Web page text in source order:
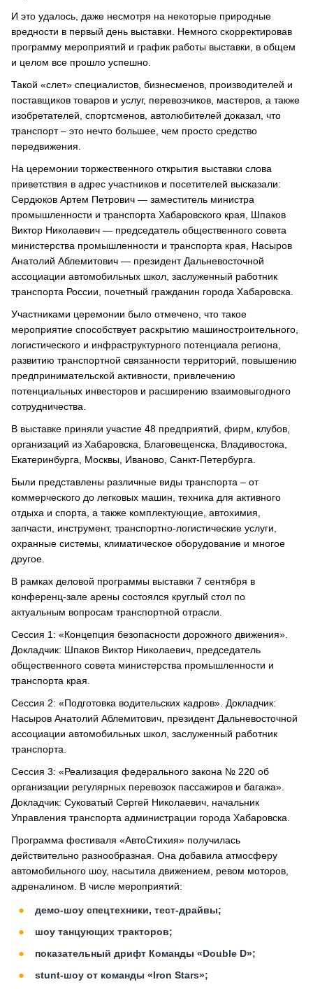
И это удалось, даже несмотря на некоторые природные
вредности в первый день выставки. Немного скорректировав
программу мероприятий и график работы выставки, в общем
и целом все прошло успешно.
Такой «слет» специалистов, бизнесменов, производителей и
поставщиков товаров и услуг, перевозчиков, мастеров, а также
изобретателей, спортсменов, автолюбителей доказал, что
транспорт – это нечто большее, чем просто средство
передвижения.
На церемонии торжественного открытия выставки слова
приветствия в адрес участников и посетителей высказали:
Сердюков Артем Петрович — заместитель министра
промышленности и транспорта Хабаровского края, Шпаков
Виктор Николаевич — председатель общественного совета
министерства промышленности и транспорта края, Насыров
Анатолий Аблемитович — президент Дальневосточной
ассоциации автомобильных школ, заслуженный работник
транспорта России, почетный гражданин города Хабаровска.
Участниками церемонии было отмечено, что такое
мероприятие способствует раскрытию машиностроительного,
логистического и инфраструктурного потенциала региона,
развитию транспортной связанности территорий, повышению
предпринимательской активности, привлечению
потенциальных инвесторов и расширению взаимовыгодного
сотрудничества.
В выставке приняли участие 48 предприятий, фирм, клубов,
организаций из Хабаровска, Благовещенска, Владивостока,
Екатеринбурга, Москвы, Иваново, Санкт-Петербурга.
Были представлены различные виды транспорта – от
коммерческого до легковых машин, техника для активного
отдыха и спорта, а также комплектующие, автохимия,
запчасти, инструмент, транспортно-логистические услуги,
охранные системы, климатическое оборудование и многое
другое.
В рамках деловой программы выставки 7 сентября в
конференц-зале арены состоялся круглый стол по
актуальным вопросам транспортной отрасли.
Сессия 1: «Концепция безопасности дорожного движения».
Докладчик: Шпаков Виктор Николаевич, председатель
общественного совета министерства промышленности и
транспорта края.
Сессия 2: «Подготовка водительских кадров». Докладчик:
Насыров Анатолий Аблемитович, президент Дальневосточной
ассоциации автомобильных школ, заслуженный работник
транспорта.
Сессия 3: «Реализация федерального закона № 220 об
организации регулярных перевозок пассажиров и багажа».
Докладчик: Суковатый Сергей Николаевич, начальник
Управления транспорта администрации города Хабаровска.
Программа фестиваля «АвтоСтихия» получилась
действительно разнообразная. Она добавила атмосферу
автомобильного шоу, насытила движением, ревом моторов,
адреналином. В числе мероприятий:
демо-шоу спецтехники, тест-драйвы;
шоу танцующих тракторов;
показательный дрифт Команды «Double D»;
stunt-шоу от команды «Iron Stars»;